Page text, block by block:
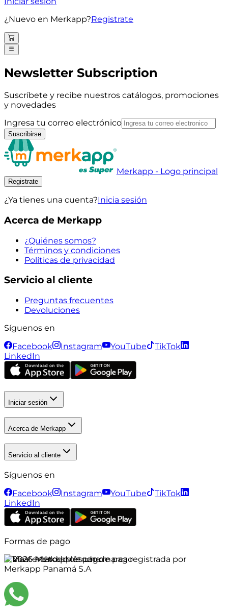
¿Nuevo en Merkapp?Registrate
Newsletter Subscription
Suscríbete y recibe nuestros catálogos, promociones
y novedades
Ingresa tu correo electrónico
Suscribirse
Merkapp - Logo principal
Registrate
¿Ya tienes una cuenta?Inicia sesión
Acerca de Merkapp
¿Quiénes somos?
Términos y condiciones
Políticas de privacidad
Servicio al cliente
Preguntas frecuentes
Devoluciones
Síguenos en
Facebook
Instagram YouTube
TikTok
LinkedIn
Iniciar sesión
Acerca de Merkapp
Servicio al cliente
Síguenos en
Facebook
Instagram YouTube
TikTok
LinkedIn
Formas de pago
©2026Merkapp es una marca registrada por
Merkapp Panamá S.A